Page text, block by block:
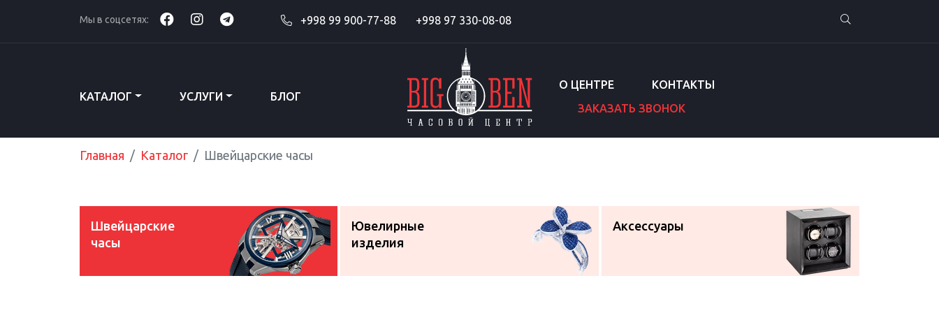
Мы в соцсетях: +998 99 900-77-88 +998 97 330-08-08
КАТАЛОГ УСЛУГИ БЛОГ
О ЦЕНТРЕ
КОНТАКТЫ
ЗАКАЗАТЬ ЗВОНОК
Главная Каталог Швейцарские часы
Швейцарские
часы
Ювелирные
изделия
Аксессуары